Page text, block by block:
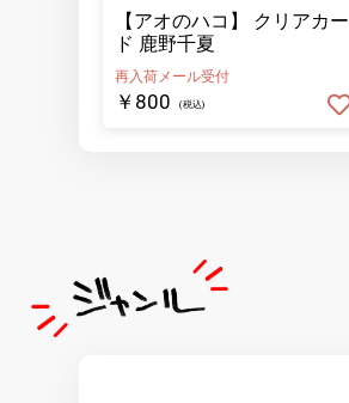
【アオのハコ】 クリアカー
ド 鹿野千夏
再入荷メール受付
￥800 (税込)